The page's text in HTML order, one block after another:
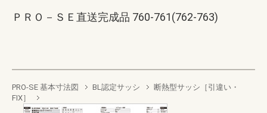
ＰＲＯ－ＳＥ直送完成品 760-761(762-763)
PRO-SE 基本寸法図 BL認定サッシ
断熱型サッシ［引違い・
FIX］